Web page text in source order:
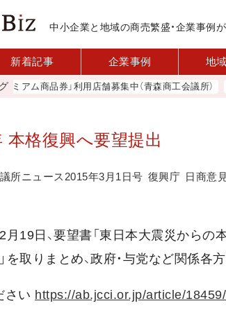
中小企業と地域の商売繁盛・企業事例が
新着記事 企業事例 地
ム商品券」利用店舗募集中（青森商工会議所）
本格復興へ要望提出
所ニュース2015年3月1日号 復興庁 日商意
月19日、要望書「東日本大震災から
を取りまとめ、政府・与党など関係各
さい https://ab.jcci.or.jp/article/18459/